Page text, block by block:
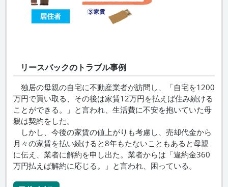
リースバックのトラブル事例
独居の母親の自宅に不動産業者が訪問し、「自宅を1200
万円で買い取る、その後は家賃12万円を払えば住み続ける
ことができる。」と言われ、生活費に不安を抱いていた母
親は契約をした。
しかし、今後の家賃の値上がりも考慮し、売却代金から
月々の家賃を払い続けると8年もたないこともあると母親
に伝え、業者に解約を申し出た。業者からは「違約金360
万円払えば解約に応じる。」と言われ、困っている。